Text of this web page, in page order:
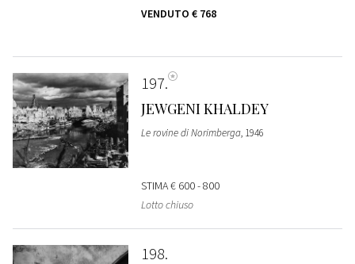
VENDUTO € 768
197
JEWGENI KHALDEY
Le rovine di Norimberga, 1946
STIMA€ 600 - 800
Lotto chiuso
198